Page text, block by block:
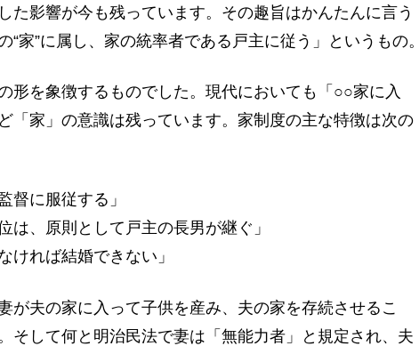
た影響が今も残っています。その趣旨はかんたんに言う
“家”に属し、家の統率者である戸主に従う」というもの。
形を象徴するものでした。現代においても「○○家に入
「家」の意識は残っています。家制度の主な特徴は次の
督に服従する」
は、原則として戸主の長男が継ぐ」
ければ結婚できない」
が夫の家に入って子供を産み、夫の家を存続させるこ
そして何と明治民法で妻は「無能力者」と規定され、夫